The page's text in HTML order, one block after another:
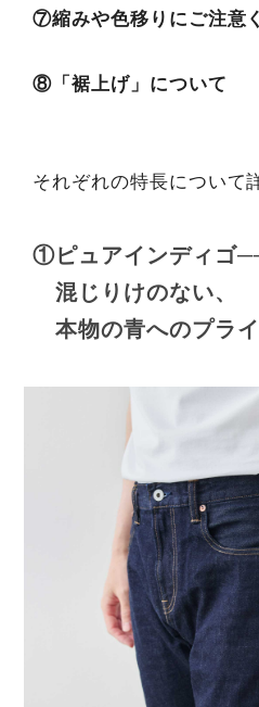
⑦縮みや色移りにご注意
⑧「裾上げ」について
それぞれの特長について
①ピュアインディゴ
混じりけのない、
本物の青へのプラ